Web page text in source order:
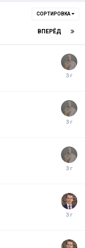
СОРТИРОВКА
ВПЕРЁД